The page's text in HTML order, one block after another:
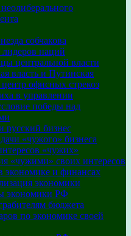
собчакова
наций
центральной власти
власть и Путинская
офисных стрекоз
в управлении
победы над
русский бизнес
«чужого» бизнеса
«чужих»
«чужими» своих интересов
экономике и финансах
экономики
экономики РФ
бюджета
по экономике своей